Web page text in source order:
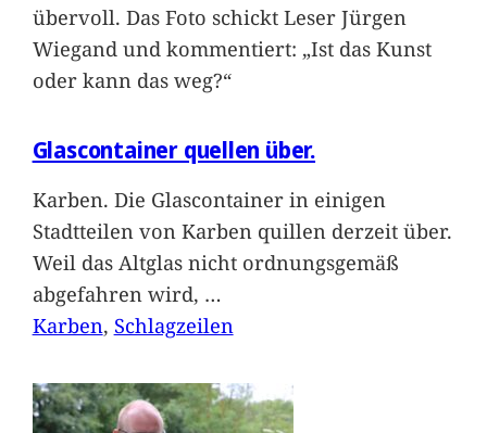
übervoll. Das Foto schickt Leser Jürgen
Wiegand und kommentiert: „Ist das Kunst
oder kann das weg?“
Glascontainer quellen über.
Karben. Die Glascontainer in einigen
Stadtteilen von Karben quillen derzeit über.
Weil das Altglas nicht ordnungsgemäß
abgefahren wird, …
Karben, Schlagzeilen